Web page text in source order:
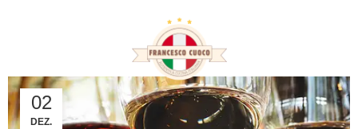
Tag Archives:
Gastronomie
02
DEZ.